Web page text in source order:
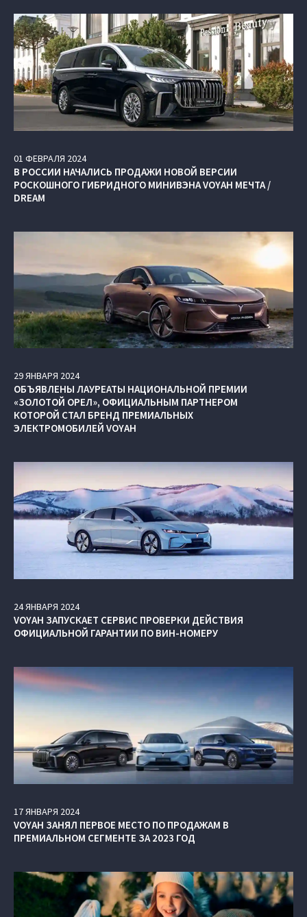
01 ФЕВРАЛЯ 2024
В РОССИИ НАЧАЛИСЬ ПРОДАЖИ НОВОЙ ВЕРСИИ
РОСКОШНОГО ГИБРИДНОГО МИНИВЭНА VOYAH МЕЧТА /
DREAM
29ЯНВАРЯ 2024
ОБЪЯВЛЕНЫ ЛАУРЕАТЫ НАЦИОНАЛЬНОЙ ПРЕМИИ
«ЗОЛОТОЙ ОРЕЛ», ОФИЦИАЛЬНЫМ ПАРТНЕРОМ
КОТОРОЙ СТАЛ БРЕНД ПРЕМИАЛЬНЫХ
ЭЛЕКТРОМОБИЛЕЙ VOYAH
24ЯНВАРЯ 2024
VOYAH ЗАПУСКАЕТ СЕРВИС ПРОВЕРКИ ДЕЙСТВИЯ
ОФИЦИАЛЬНОЙ ГАРАНТИИ ПО ВИН-НОМЕРУ
17ЯНВАРЯ 2024
VOYAH ЗАНЯЛ ПЕРВОЕ МЕСТО ПО ПРОДАЖАМ В
ПРЕМИАЛЬНОМ СЕГМЕНТЕ ЗА 2023 ГОД